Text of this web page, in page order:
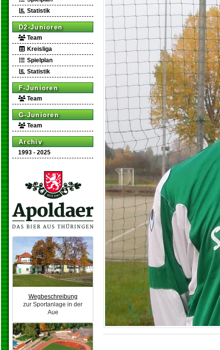
Statistik
D2-Junioren
Team
Kreisliga
Spielplan
Statistik
F-Junioren
Team
G-Junioren
Team
Archiv
1993 - 2025
Wegbeschreibung
zur Sportanlage in der
Aue